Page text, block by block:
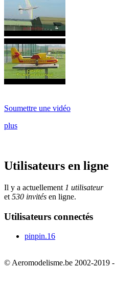
Soumettre une vidéo
plus
Utilisateurs en ligne
Il y a actuellement 1 utilisateur
et 530 invités en ligne.
Utilisateurs connectés
pinpin.16
© Aeromodelisme.be 2002-2019 -